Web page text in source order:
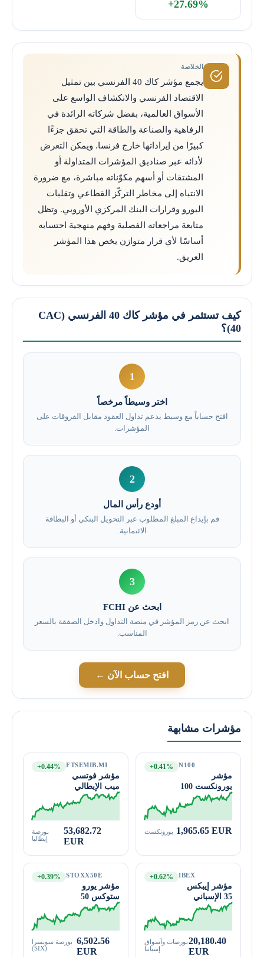
+27.69%
الخلاصة
يجمع مؤشر كاك 40 الفرنسي بين تمثيل
الاقتصاد الفرنسي والانكشاف الواسع على
الأسواق العالمية، بفضل شركاته الرائدة في
الرفاهية والصناعة والطاقة التي تحقق جزءًا
كبيرًا من إيراداتها خارج فرنسا. ويمكن التعرض
لأدائه عبر صناديق المؤشرات المتداولة أو
المشتقات أو أسهم مكوّناته مباشرة، مع ضرورة
الانتباه إلى مخاطر التركّز القطاعي وتقلبات
اليورو وقرارات البنك المركزي الأوروبي. وتظل
متابعة مراجعاته الفصلية وفهم منهجية احتسابه
أساسًا لأي قرار متوازن يخص هذا المؤشر
العريق.
كيف تستثمر في مؤشر كاك 40 الفرنسي (CAC
40)؟
1
اختر وسيطاً مرخصاً
افتح حساباً مع وسيط يدعم تداول العقود مقابل الفروقات على
المؤشرات.
2
أودع رأس المال
قم بإيداع المبلغ المطلوب عبر التحويل البنكي أو البطاقة
الائتمانية.
3
ابحث عن FCHI
ابحث عن رمز المؤشر في منصة التداول وادخل الصفقة بالسعر
المناسب.
افتح حساب الآن ←
مؤشرات مشابهة
N100
مؤشر
يورونكست 100
+0.41%
1,965.65 EUR يورونكست
FTSEMIB.MI
مؤشر فوتسي
ميب الإيطالي
+0.44%
53,682.72
EUR
بورصة
إيطاليا
IBEX
مؤشر إيبكس
35 الإسباني
+0.62%
20,180.40
EUR
بورصات وأسواق
إسبانيا
STOXX50E
مؤشر يورو
ستوكس 50
+0.39%
6,502.56
EUR
بورصة سويسرا
(SIX)